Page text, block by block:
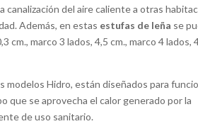
del aire caliente a otras
Además, en estas estufas de leña se
marco 3 lados, 4,5 cm., marco 4 lados,
modelos Hidro, están diseñados para
que se aprovecha el calor generado por la
de uso sanitario.